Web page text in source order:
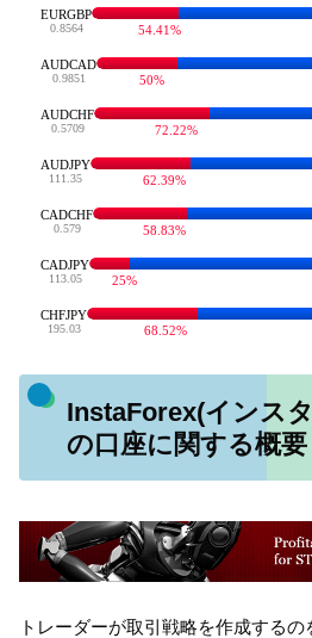
InstaForex(インス
の口座に関する概要
トレーダーが取引戦略を作成する